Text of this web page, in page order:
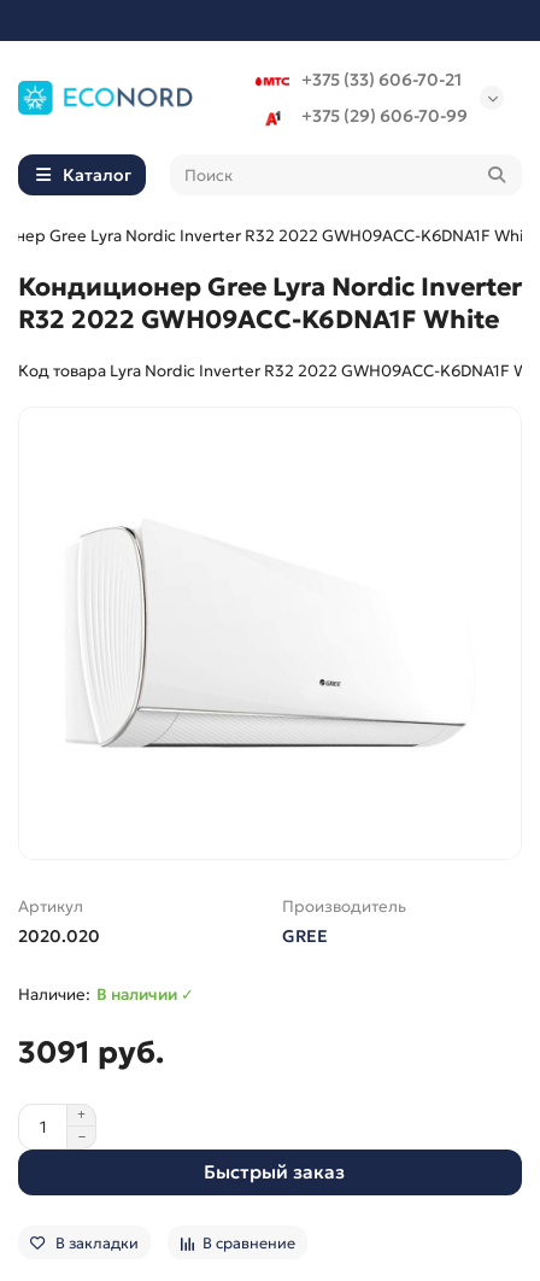
+375 (33) 606-70-21
+375 (29) 606-70-99
Каталог
Gree Lyra Nordic Inverter R32 2022 GWH09ACC-K6DNA1F White
Кондиционер Gree Lyra Nordic Inverter
R32 2022 GWH09ACC-K6DNA1F White
Код товара Lyra Nordic Inverter R32 2022 GWH09ACC-K6DNA1F
Артикул
2020.020
Производитель
GREE
В наличии ✓
3091 руб.
Быстрый заказ
В закладки В сравнение